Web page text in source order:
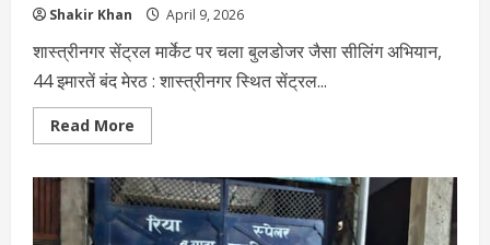
Shakir Khan April 9, 2026
शास्त्रीनगर सेंट्रल मार्केट पर चला बुलडोजर जैसा सीलिंग अभियान,
44 इमारतें बंद मेरठ : शास्त्रीनगर स्थित सेंट्रल...
Read More
more
बिलखते
रह
गए
व्यापारी…: